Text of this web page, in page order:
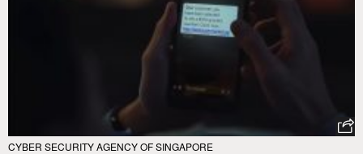
CYBER SECURITY AGENCY OF SINGAPORE